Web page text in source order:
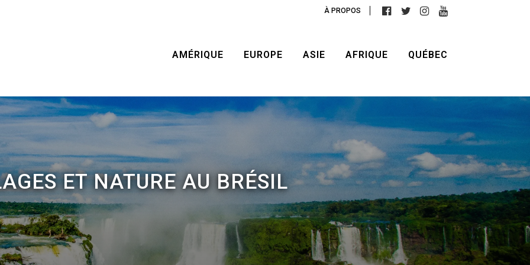
À PROPOS
AMÉRIQUE EUROPE ASIE AFRIQUE QUÉBEC
ET NATURE AU BRÉSIL